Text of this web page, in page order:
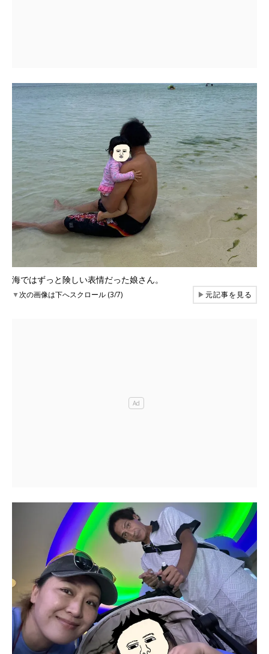
海ではずっと険しい表情だった娘さん。
▼次の画像は下へスクロール (3/7) ▶元記事を見る